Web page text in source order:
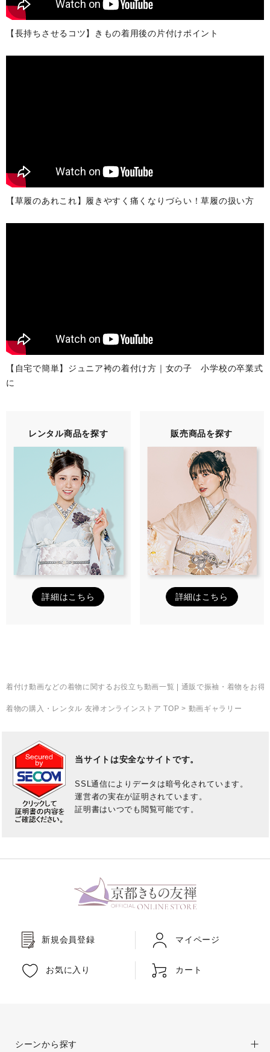
【長持ちさせるコツ】きもの着用後の片付けポイント
【草履のあれこれ】履きやすく痛くなりづらい！草履の扱い方
【自宅で簡単】ジュニア袴の着付け方｜女の子 小学校の卒業式
に
レンタル商品を探す
詳細はこちら
販売商品を探す
詳細はこちら
着付け動画などの着物に関するお役立ち動画一覧 | 通販で振袖・着物をお得
着物の購入・レンタル 友禅オンラインストア TOP > 動画ギャラリー
当サイトは安全なサイトです。
SSL通信によりデータは暗号化されています。
運営者の実在が証明されています。
証明書はいつでも閲覧可能です。
新規会員登録 マイページ
お気に入り カート
シーンから探す